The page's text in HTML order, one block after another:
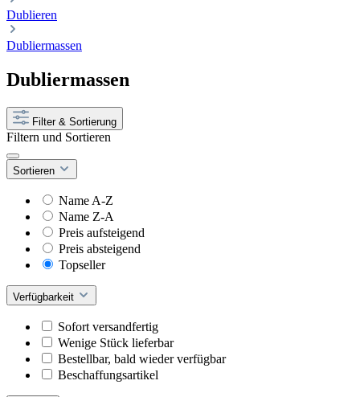
Dublieren
Dubliermassen
Dubliermassen
Filter & Sortierung
Filtern und Sortieren
Sortieren
Name A-Z
Name Z-A
Preis aufsteigend
Preis absteigend
Topseller
Verfügbarkeit
Sofort versandfertig
Wenige Stück lieferbar
Bestellbar, bald wieder verfügbar
Beschaffungsartikel